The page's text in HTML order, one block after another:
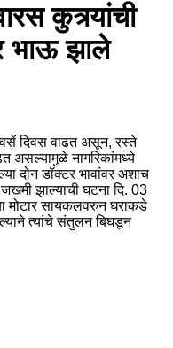
कुत्र्यांची
भाऊ झाले
दिवस वाढत असून, रस्ते
असल्यामुळे नागरिकांमध्ये
दोन डॉक्टर भावांवर अशाच
झाल्याची घटना दि. 03
मोटार सायकलवरुन घराकडे
त्यांचे संतुलन बिघडून